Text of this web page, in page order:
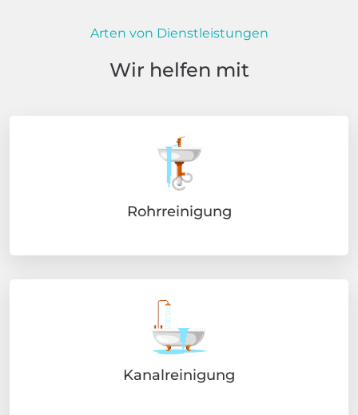
Arten von Dienstleistungen
Wir helfen mit
Rohrreinigung
Kanalreinigung